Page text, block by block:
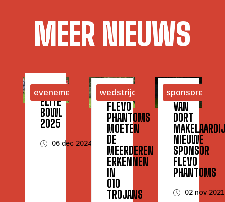
MEER NIEUWS
evenementen
ELITE
BOWL
2025
06 dec 2024
wedstrijden
FLEVO
PHANTOMS
MOETEN
DE
MEERDEREN
ERKENNEN
IN
010
TROJANS
sponsoren
VAN
DORT
NIEUWE
SPONSOR
FLEVO
PHANTOMS
02 nov 2021